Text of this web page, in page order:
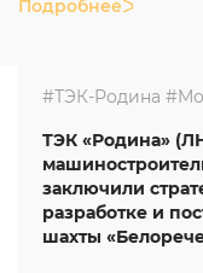
Подробнее
#ТЭК-Родина
ТЭК «Родина»
заключили
разработке и
шахты